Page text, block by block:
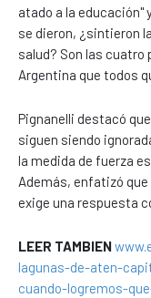
atado a la educación"
se dieron, ¿sintieron
salud? Son las
Argentina que todos
Pignanelli destacó
siguen siendo
la medida de fuerza
Además, enfatizó
exige una respuesta
LEER TAMBIEN
lagunas-de-aten-
cuando-logremos-